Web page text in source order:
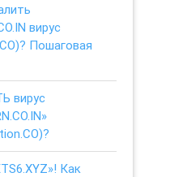
вирус
Пошаговая
вирус
Как